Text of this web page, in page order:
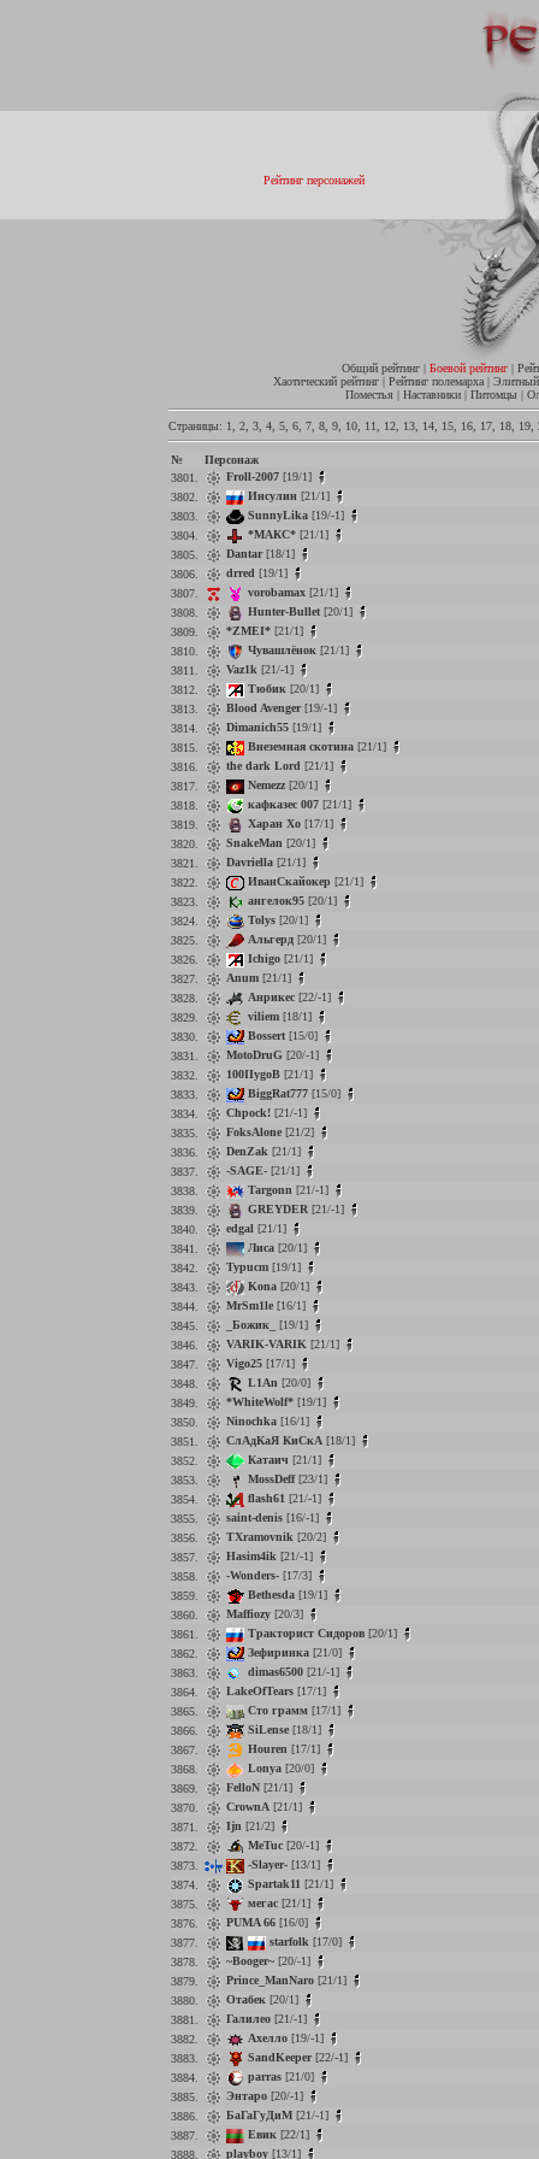
Рейтинг персонажей
Общий рейтинг| Боевой рейтинг|
Хаотический рейтинг| Рейтинг полемарха|
Поместья | Наставники | Питомцы |
Страницы: 1 2 3 4 5 6 7 8 9 10 11 12 13 14 15 16 17 18 19
№
Персонаж
3801.
Froll-2007 [19/1]
3802.
Инсулин [21/1]
3803.
SunnyLika [19/-1]
3804.
*МАКС* [21/1]
3805.
Dantar[18/1]
3806.
drred [19/1]
3807.
vorobamax [21/1]
3808.
Hunter-Bullet [20/1]
3809.
*ZMEI* [21/1]
3810.
Чувашлёнок [21/1]
3811.
Vaz1k [21/-1]
3812.
Тюбик [20/1]
3813.
Blood Avenger[19/-1]
3814.
Dimanich55 [19/1]
3815.
Внеземная скотина [21/1]
3816.
the dark Lord [21/1]
3817.
Nemezz [20/1]
3818.
кафказес 007 [21/1]
3819.
Харан Хо [17/1]
3820.
SnakeMan [20/1]
3821.
Davriella [21/1]
3822.
ИванСкайокер [21/1]
3823.
ангелок95 [20/1]
3824.
Tolys [20/1]
3825.
Альгерд [20/1]
3826.
Ichigo [21/1]
3827.
Anum [21/1]
3828.
Анрикес [22/-1]
3829.
viliem [18/1]
3830.
Bossert [15/0]
3831.
MotoDruG [20/-1]
3832.
100IIygoB [21/1]
3833.
BiggRat777 [15/0]
3834.
Chpock! [21/-1]
3835.
FoksAlone [21/2]
3836.
DenZak [21/1]
3837.
-SAGE- [21/1]
3838.
Targonn [21/-1]
3839.
GREYDER [21/-1]
3840.
edgal [21/1]
3841.
Лиса [20/1]
3842.
Typucm [19/1]
3843.
Kona [20/1]
3844.
MrSm1le [16/1]
3845.
_Божик_
[19/1]
3846.
VARIK-VARIK [21/1]
3847.
Vigo25 [17/1]
3848.
L1An [20/0]
3849.
*WhiteWolf* [19/1]
3850.
Ninochka [16/1]
3851.
СлАдКаЯ КиСкА [18/1]
3852.
Катаич [21/1]
3853.
MossDeff[23/1]
3854.
flash61 [21/-1]
3855.
saint-denis [16/-1]
3856.
TXramovnik [20/2]
3857.
Hasim4ik [21/-1]
3858.
-Wonders- [17/3]
3859.
Bethesda [19/1]
3860.
Maffiozy [20/3]
3861.
Тракторист Сидоров [20/1]
3862.
Зефиринка [21/0]
3863.
dimas6500 [21/-1]
3864.
LakeOfTears [17/1]
3865.
Сто грамм [17/1]
3866.
SiLense [18/1]
3867.
Houren [17/1]
3868.
Lonya [20/0]
3869.
FelloN [21/1]
3870.
CrownA [21/1]
3871.
Ijn [21/2]
3872.
MeTuc [20/-1]
3873.
-Slayer- [13/1]
3874.
Spartak11 [21/1]
3875.
мегас [21/1]
3876.
PUMA 66 [16/0]
3877.
starfolk [17/0]
3878.
~Booger~ [20/-1]
3879.
Prince_ManNaro [21/1]
3880.
Отабек [20/1]
3881.
Галилео [21/-1]
3882.
Ахелло [19/-1]
3883.
SandKeeper[22/-1]
3884.
parras [21/0]
3885.
Энтаро [20/-1]
3886.
БаГаГуДиМ [21/-1]
3887.
Евик [22/1]
3888.
playboy [13/1]